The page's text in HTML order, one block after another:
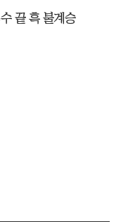
끝 흑 불계승